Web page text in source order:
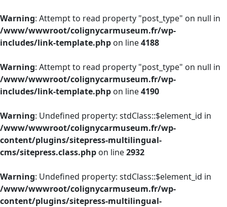
Warning: Attempt to read property "post_type" on null in
/www/wwwroot/colignycarmuseum.fr/wp-
includes/link-template.php on line4188
Warning: Attempt to read property "post_type" on null in
/www/wwwroot/colignycarmuseum.fr/wp-
includes/link-template.php on line4190
Warning: Undefined property: stdClass::$element_id in
/www/wwwroot/colignycarmuseum.fr/wp-
content/plugins/sitepress-multilingual-
cms/sitepress.class.php on line2932
Warning: Undefined property: stdClass::$element_id in
/www/wwwroot/colignycarmuseum.fr/wp-
content/plugins/sitepress-multilingual-